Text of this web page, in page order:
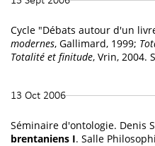
Cycle "Débats autour d'un
modernes, Gallimard, 1999;
Totalité et finitude, Vrin, 2004.
13 Oct 2006
Séminaire d'ontologie. Denis
brentaniens I. Salle